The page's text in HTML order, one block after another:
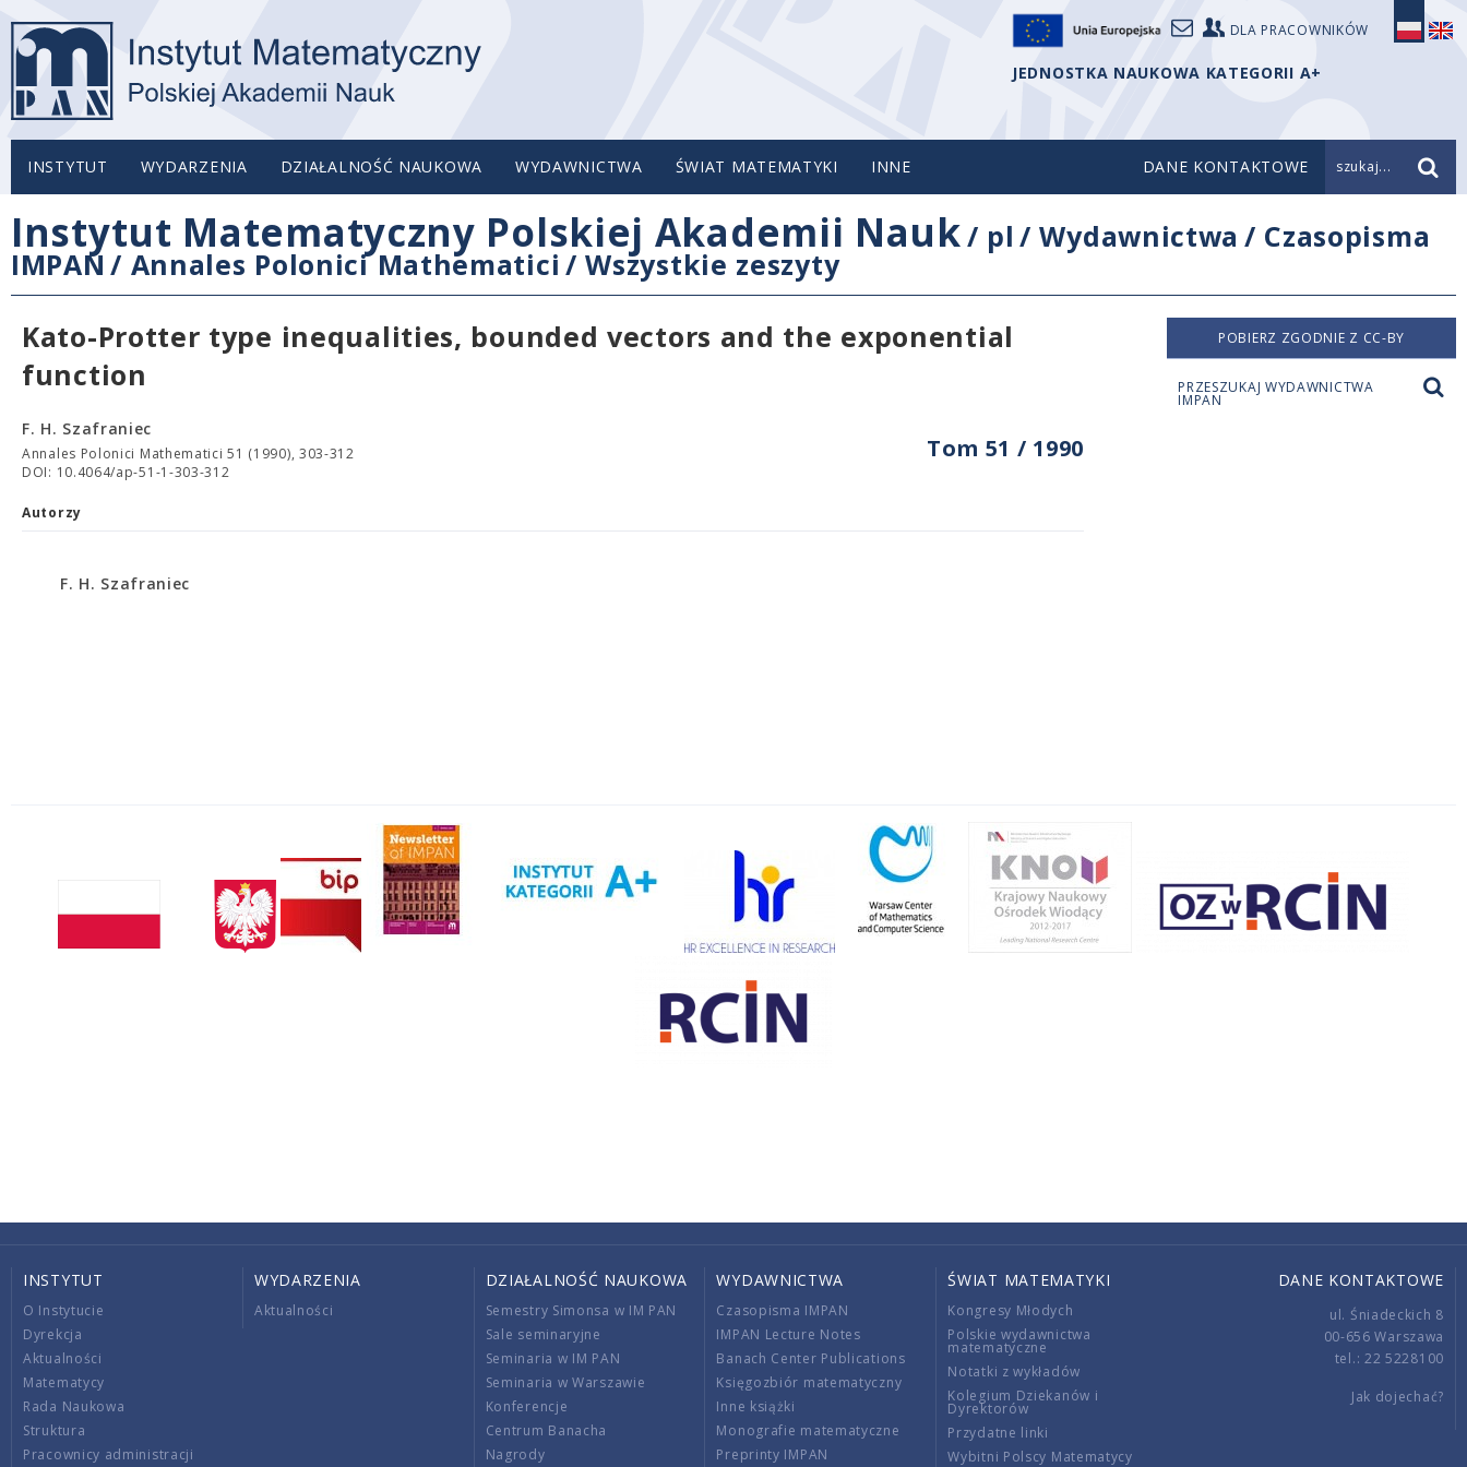
DLA PRACOWNIKÓW
JEDNOSTKA NAUKOWA KATEGORII A+
INSTYTUT WYDARZENIA DZIAŁALNOŚĆ NAUKOWA WYDAWNICTWA ŚWIAT MATEMATYKI INNE DANE KONTAKTOWE szukaj...
Instytut Matematyczny Polskiej Akademii Nauk/ pl /Wydawnictwa / Czasopisma
IMPAN / Annales Polonici Mathematici /Wszystkie zeszyty
Kato-Protter type inequalities, bounded vectors and the exponential
function
Tom 51 / 1990
F. H. Szafraniec
Annales Polonici Mathematici 51 (1990), 303-312
DOI: 10.4064/ap-51-1-303-312
Autorzy
F. H. Szafraniec
POBIERZ ZGODNIE Z CC-BY
PRZESZUKAJ WYDAWNICTWA
IMPAN
INSTYTUT
O Instytucie
Dyrekcja
Aktualności
Matematycy
Rada Naukowa
Struktura
Pracownicy administracji
WYDARZENIA
Aktualności
DZIAŁALNOŚĆ NAUKOWA
Semestry Simonsa w IM PAN
Sale seminaryjne
Seminaria w IM PAN
Seminaria w Warszawie
Konferencje
Centrum Banacha
Nagrody
WYDAWNICTWA
Czasopisma IMPAN
IMPAN Lecture Notes
Banach Center Publications
Księgozbiór matematyczny
Inne książki
Monografie matematyczne
Preprinty IMPAN
ŚWIAT MATEMATYKI
Kongresy Młodych
Polskie wydawnictwa
matematyczne
Notatki z wykładów
Kolegium Dziekanów i
Dyrektorów
Przydatne linki
Wybitni Polscy Matematycy
DANE KONTAKTOWE
ul. Śniadeckich 8
00-656 Warszawa
tel.: 22 5228100
Jak dojechać?